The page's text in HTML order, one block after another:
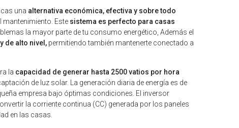
una alternativa económica, efectiva y sobre todo
mantenimiento. Este sistema es perfecto para casas
la mayor parte de tu consumo energético, Además el
de alto nivel, permitiendo también mantenerte conectado a
la capacidad de generar hasta 2500 vatios por hora
de luz solar. La generación diaria de energía es de
empresa bajo óptimas condiciones. El inversor
la corriente continua (CC) generada por los paneles
en las casas.